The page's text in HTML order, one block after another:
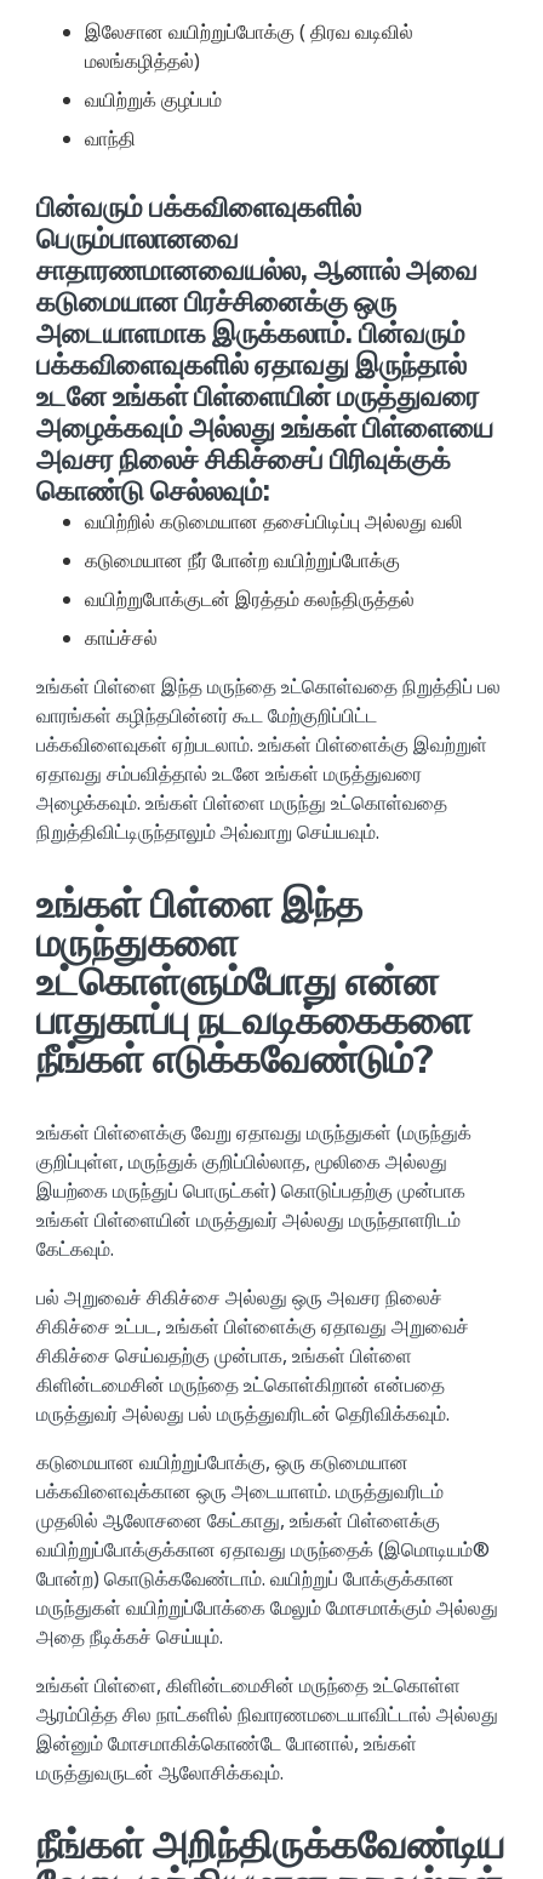
இலேசான வயிற்றுப்போக்கு ( திரவ வடிவில்
மலங்கழித்தல்)
வயிற்றுக் குழப்பம்
வாந்தி
பின்வரும் பக்கவிளைவுகளில்
பெரும்பாலானவை
சாதாரணமானவையல்ல, ஆனால் அவை
கடுமையான பிரச்சினைக்கு ஒரு
அடையாளமாக இருக்கலாம். பின்வரும்
பக்கவிளைவுகளில் ஏதாவது இருந்தால்
உடனே உங்கள் பிள்ளையின் மருத்துவரை
அழைக்கவும் அல்லது உங்கள் பிள்ளையை
அவசர நிலைச் சிகிச்சைப் பிரிவுக்குக்
கொண்டு செல்லவும்:
வயிற்றில் கடுமையான தசைப்பிடிப்பு அல்லது வலி
கடுமையான நீர் போன்ற வயிற்றுப்போக்கு
வயிற்றுபோக்குடன் இரத்தம் கலந்திருத்தல்
காய்ச்சல்
உங்கள் பிள்ளை இந்த மருந்தை உட்கொள்வதை நிறுத்திப் பல
வாரங்கள் கழிந்தபின்னர் கூட மேற்குறிப்பிட்ட
பக்கவிளைவுகள் ஏற்படலாம். உங்கள் பிள்ளைக்கு இவற்றுள்
ஏதாவது சம்பவித்தால் உடனே உங்கள் மருத்துவரை
அழைக்கவும். உங்கள் பிள்ளை மருந்து உட்கொள்வதை
நிறுத்திவிட்டிருந்தாலும் அவ்வாறு செய்யவும்.
உங்கள் பிள்ளை இந்த
மருந்துகளை
உட்கொள்ளும்போது என்ன
பாதுகாப்பு நடவடிக்கைகளை
நீங்கள் எடுக்கவேண்டும்?
உங்கள் பிள்ளைக்கு வேறு ஏதாவது மருந்துகள் (மருந்துக்
குறிப்புள்ள, மருந்துக் குறிப்பில்லாத, மூலிகை அல்லது
இயற்கை மருந்துப் பொருட்கள்) கொடுப்பதற்கு முன்பாக
உங்கள் பிள்ளையின் மருத்துவர் அல்லது மருந்தாளரிடம்
கேட்கவும்.
பல் அறுவைச் சிகிச்சை அல்லது ஒரு அவசர நிலைச்
சிகிச்சை உட்பட, உங்கள் பிள்ளைக்கு ஏதாவது அறுவைச்
சிகிச்சை செய்வதற்கு முன்பாக, உங்கள் பிள்ளை
கிளின்டமைசின் மருந்தை உட்கொள்கிறான் என்பதை
மருத்துவர் அல்லது பல் மருத்துவரிடன் தெரிவிக்கவும்.
கடுமையான வயிற்றுப்போக்கு, ஒரு கடுமையான
பக்கவிளைவுக்கான ஒரு அடையாளம். மருத்துவரிடம்
முதலில் ஆலோசனை கேட்காது, உங்கள் பிள்ளைக்கு
வயிற்றுப்போக்குக்கான ஏதாவது மருந்தைக் (இமொடியம்®
போன்ற) கொடுக்கவேண்டாம். வயிற்றுப் போக்குக்கான
மருந்துகள் வயிற்றுப்போக்கை மேலும் மோசமாக்கும் அல்லது
அதை நீடிக்கச் செய்யும்.
உங்கள் பிள்ளை, கிளின்டமைசின் மருந்தை உட்கொள்ள
ஆரம்பித்த சில நாட்களில் நிவாரணமடையாவிட்டால் அல்லது
இன்னும் மோசமாகிக்கொண்டே போனால், உங்கள்
மருத்துவருடன் ஆலோசிக்கவும்.
நீங்கள் அறிந்திருக்கவேண்டிய